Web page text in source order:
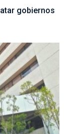
gobiernos